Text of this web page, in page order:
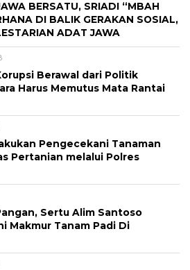
BERSATU, SRIADI “MBAH
DI BALIK GERAKAN SOSIAL,
ADAT JAWA
Berawal dari Politik
Harus Memutus Mata Rantai
Pengecekani Tanaman
Pertanian melalui Polres
Sertu Alim Santoso
Makmur Tanam Padi Di